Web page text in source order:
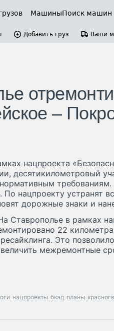
МашиныПоиск машин
Добавить груз Ваши
–
нацпроекта
десятикилометровый
нацпроекту устранят
дорожные знаки и
Ставрополье в рамках
22
Это
межремонтные
нацпроекты бкад планы